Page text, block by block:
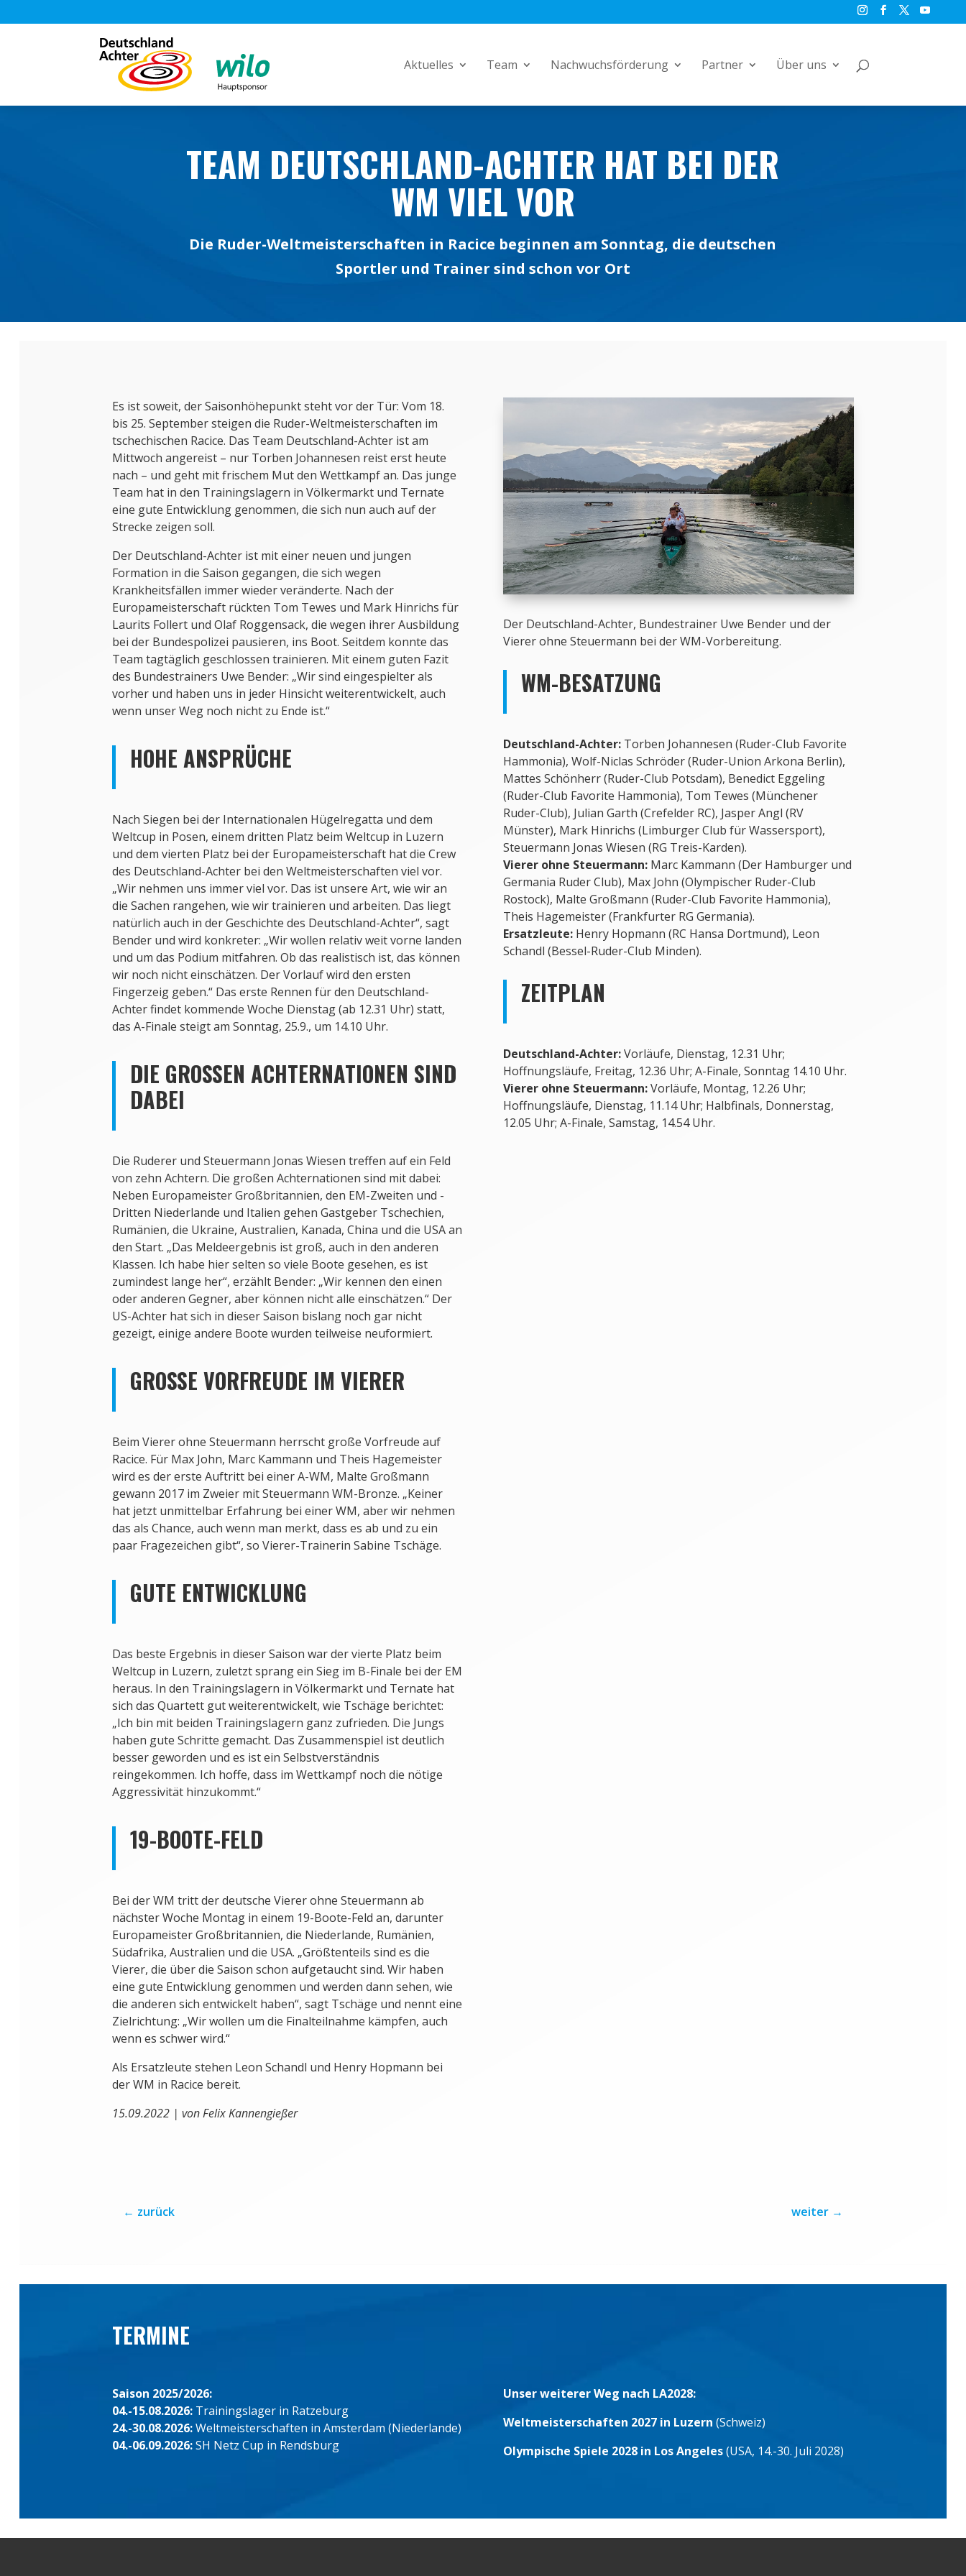
Aktuelles Team Nachwuchsförderung Partner Über uns
TEAM DEUTSCHLAND-ACHTER HAT BEI DER
WM VIEL VOR
Die Ruder-Weltmeisterschaften in Racice beginnen am Sonntag, die deutschen
Sportler und Trainer sind schon vor Ort
Es ist soweit, der Saisonhöhepunkt steht vor der Tür: Vom 18.
bis 25. September steigen die Ruder-Weltmeisterschaften im
tschechischen Racice. Das Team Deutschland-Achter ist am
Mittwoch angereist – nur Torben Johannesen reist erst heute
nach – und geht mit frischem Mut den Wettkampf an. Das junge
Team hat in den Trainingslagern in Völkermarkt und Ternate
eine gute Entwicklung genommen, die sich nun auch auf der
Strecke zeigen soll.
Der Deutschland-Achter ist mit einer neuen und jungen
Formation in die Saison gegangen, die sich wegen
Krankheitsfällen immer wieder veränderte. Nach der
Europameisterschaft rückten Tom Tewes und Mark Hinrichs für
Laurits Follert und Olaf Roggensack, die wegen ihrer Ausbildung
bei der Bundespolizei pausieren, ins Boot. Seitdem konnte das
Team tagtäglich geschlossen trainieren. Mit einem guten Fazit
des Bundestrainers Uwe Bender: „Wir sind eingespielter als
vorher und haben uns in jeder Hinsicht weiterentwickelt, auch
wenn unser Weg noch nicht zu Ende ist.“
HOHE ANSPRÜCHE
Nach Siegen bei der Internationalen Hügelregatta und dem
Weltcup in Posen, einem dritten Platz beim Weltcup in Luzern
und dem vierten Platz bei der Europameisterschaft hat die Crew
des Deutschland-Achter bei den Weltmeisterschaften viel vor.
„Wir nehmen uns immer viel vor. Das ist unsere Art, wie wir an
die Sachen rangehen, wie wir trainieren und arbeiten. Das liegt
natürlich auch in der Geschichte des Deutschland-Achter“, sagt
Bender und wird konkreter: „Wir wollen relativ weit vorne landen
und um das Podium mitfahren. Ob das realistisch ist, das können
wir noch nicht einschätzen. Der Vorlauf wird den ersten
Fingerzeig geben.“ Das erste Rennen für den Deutschland-
Achter findet kommende Woche Dienstag (ab 12.31 Uhr) statt,
das A-Finale steigt am Sonntag, 25.9., um 14.10 Uhr.
DIE GROSSEN ACHTERNATIONEN SIND D
ABEI
Die Ruderer und Steuermann Jonas Wiesen treffen auf ein Feld
von zehn Achtern. Die großen Achternationen sind mit dabei:
Neben Europameister Großbritannien, den EM-Zweiten und -
Dritten Niederlande und Italien gehen Gastgeber Tschechien,
Rumänien, die Ukraine, Australien, Kanada, China und die USA an
den Start. „Das Meldeergebnis ist groß, auch in den anderen
Klassen. Ich habe hier selten so viele Boote gesehen, es ist
zumindest lange her“, erzählt Bender: „Wir kennen den einen
oder anderen Gegner, aber können nicht alle einschätzen.“ Der
US-Achter hat sich in dieser Saison bislang noch gar nicht
gezeigt, einige andere Boote wurden teilweise neuformiert.
GROSSE VORFREUDE IM VIERER
Beim Vierer ohne Steuermann herrscht große Vorfreude auf
Racice. Für Max John, Marc Kammann und Theis Hagemeister
wird es der erste Auftritt bei einer A-WM, Malte Großmann
gewann 2017 im Zweier mit Steuermann WM-Bronze. „Keiner
hat jetzt unmittelbar Erfahrung bei einer WM, aber wir nehmen
das als Chance, auch wenn man merkt, dass es ab und zu ein
paar Fragezeichen gibt“, so Vierer-Trainerin Sabine Tschäge.
GUTE ENTWICKLUNG
Das beste Ergebnis in dieser Saison war der vierte Platz beim
Weltcup in Luzern, zuletzt sprang ein Sieg im B-Finale bei der EM
heraus. In den Trainingslagern in Völkermarkt und Ternate hat
sich das Quartett gut weiterentwickelt, wie Tschäge berichtet:
„Ich bin mit beiden Trainingslagern ganz zufrieden. Die Jungs
haben gute Schritte gemacht. Das Zusammenspiel ist deutlich
besser geworden und es ist ein Selbstverständnis
reingekommen. Ich hoffe, dass im Wettkampf noch die nötige
Aggressivität hinzukommt.“
19-BOOTE-FELD
Bei der WM tritt der deutsche Vierer ohne Steuermann ab
nächster Woche Montag in einem 19-Boote-Feld an, darunter
Europameister Großbritannien, die Niederlande, Rumänien,
Südafrika, Australien und die USA. „Größtenteils sind es die
Vierer, die über die Saison schon aufgetaucht sind. Wir haben
eine gute Entwicklung genommen und werden dann sehen, wie
die anderen sich entwickelt haben“, sagt Tschäge und nennt eine
Zielrichtung: „Wir wollen um die Finalteilnahme kämpfen, auch
wenn es schwer wird.“
Als Ersatzleute stehen Leon Schandl und Henry Hopmann bei
der WM in Racice bereit.
15.09.2022 | von Felix Kannengießer
Der Deutschland-Achter, Bundestrainer Uwe Bender und der
Vierer ohne Steuermann bei der WM-Vorbereitung.
WM-BESATZUNG
Deutschland-Achter: Torben Johannesen (Ruder-Club Favorite
Hammonia), Wolf-Niclas Schröder (Ruder-Union Arkona Berlin),
Mattes Schönherr (Ruder-Club Potsdam), Benedict Eggeling
(Ruder-Club Favorite Hammonia), Tom Tewes (Münchener
Ruder-Club), Julian Garth (Crefelder RC), Jasper Angl (RV
Münster), Mark Hinrichs (Limburger Club für Wassersport),
Steuermann Jonas Wiesen (RG Treis-Karden).
Vierer ohne Steuermann: Marc Kammann (Der Hamburger und
Germania Ruder Club), Max John (Olympischer Ruder-Club
Rostock), Malte Großmann (Ruder-Club Favorite Hammonia),
Theis Hagemeister (Frankfurter RG Germania).
Ersatzleute: Henry Hopmann (RC Hansa Dortmund), Leon
Schandl (Bessel-Ruder-Club Minden).
ZEITPLAN
Deutschland-Achter:Vorläufe, Dienstag, 12.31 Uhr;
Hoffnungsläufe, Freitag, 12.36 Uhr; A-Finale, Sonntag 14.10 Uhr.
Vierer ohne Steuermann:Vorläufe, Montag, 12.26 Uhr;
Hoffnungsläufe, Dienstag, 11.14 Uhr; Halbfinals, Donnerstag,
12.05 Uhr; A-Finale, Samstag, 14.54 Uhr.
← zurück weiter →
TERMINE
Saison 2025/2026:
04.-15.08.2026: Trainingslager in Ratzeburg
24.-30.08.2026:Weltmeisterschaften in Amsterdam (Niederlande)
04.-06.09.2026:SH Netz Cup in Rendsburg
Unser weiterer Weg nach LA2028:
Weltmeisterschaften 2027 in Luzern (Schweiz)
Olympische Spiele 2028 in Los Angeles(USA, 14.-30. Juli 2028)